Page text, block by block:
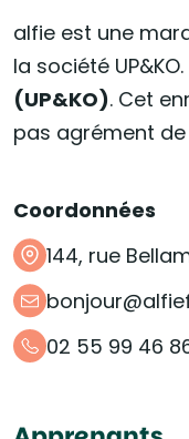
alfie est une
la société UP&KO.
(UP&KO). Cet
pas agrément de
Coordonnées
144, rue
02 55 99 46